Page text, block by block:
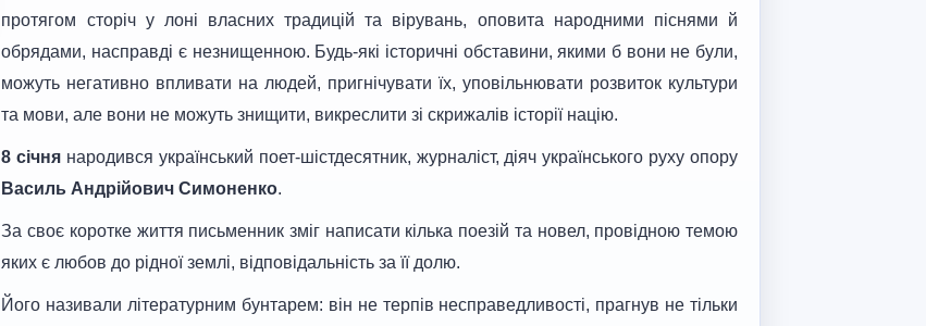
протягом сторіч у лоні власних традицій та вірувань, оповита народними піснями й
обрядами, насправді є незнищенною. Будь-які історичні обставини, якими б вони не були,
можуть негативно впливати на людей, пригнічувати їх, уповільнювати розвиток культури
та мови, але вони не можуть знищити, викреслити зі скрижалів історії націю.
8 січня народився український поет-шістдесятник, журналіст, діяч українського руху опору
Василь Андрійович Симоненко.
За своє коротке життя письменник зміг написати кілька поезій та новел, провідною темою
яких є любов до рідної землі, відповідальність за ïï долю.
Його називали літературним бунтарем: він не терпів несправедливості, прагнув не тільки